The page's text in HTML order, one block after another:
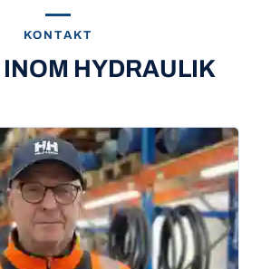
KONTAKT
INOM HYDRAULIK